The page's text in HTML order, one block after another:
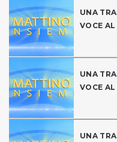
UNA
VOCE
UNA
VOCE
UNA